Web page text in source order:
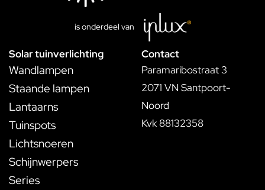
is onderdeel van
Solar tuinverlichting
Wandlampen
Staande lampen
Lantaarns
Tuinspots
Lichtsnoeren
Schijnwerpers
Series
Contact
Paramaribostraat 3
2071 VN Santpoort-
Noord
Kvk 88132358